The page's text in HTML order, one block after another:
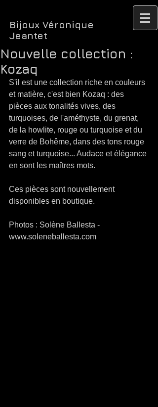
Bijoux Véronique
Jeantet
Nouvelle collection :
Kozaq
S'il est une collection riche en couleurs
et matière, c'est bien Kozaq : des
pièces aux tonalités vives, des
turquoises, de l'améthyste, du grenat,
de la howlite, rouge ou turquoise et du
verre de Bohême, dans des tons rouge
sang et turquoise... Audace et élégance
en sont les maîtres mots.
Ces pièces sont nouvellement
disponibles en boutique.
Photos : Solène Ballesta -
www.soleneballesta.com